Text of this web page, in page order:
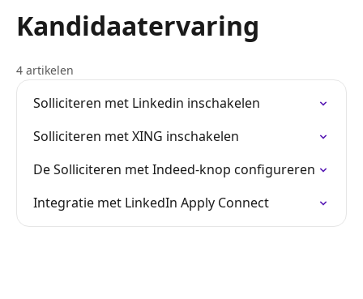
Kandidaatervaring
4 artikelen
Solliciteren met Linkedin inschakelen
Solliciteren met XING inschakelen
De Solliciteren met Indeed-knop configureren
Integratie met LinkedIn Apply Connect